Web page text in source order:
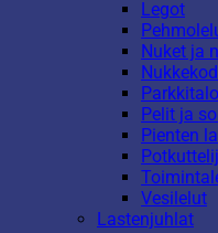
Legot
Nuket ja
Pelit ja
Pienten
Vesilelut
Lastenjuhlat